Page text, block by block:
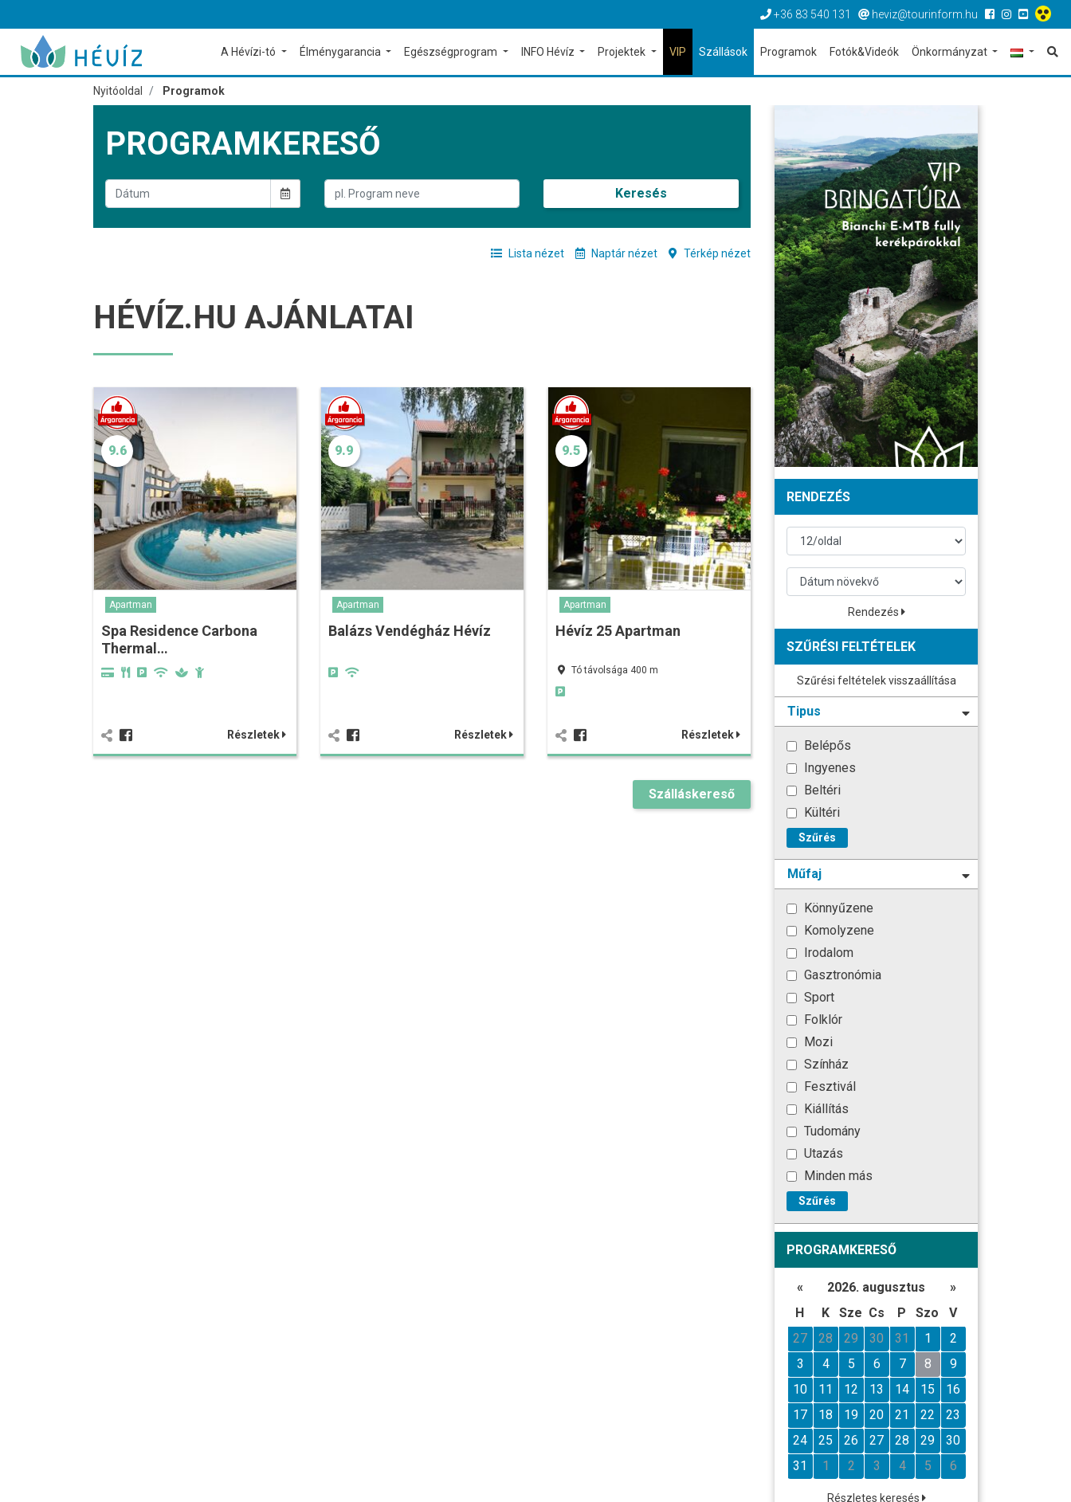
+36 83 540 131 heviz@tourinform.hu
A Hévízi-tó Élménygarancia Egészségprogram INFO Hévíz Projektek VIP Szállások Programok Fotók&Videók Önkormányzat
Nyitóoldal Programok
PROGRAMKERESŐ
Keresés
Lista nézet Naptár nézet Térkép nézet
HÉVÍZ.HU AJÁNLATAI
9.6
Apartman
Spa Residence Carbona
Thermal…
Részletek
9.9
Apartman
Balázs Vendégház Hévíz
Részletek
9.5
Apartman
Hévíz 25 Apartman
Tó távolsága 400 m
Részletek
Szálláskereső
RENDEZÉS
Rendezés
SZŰRÉSI FELTÉTELEK
Szűrési feltételek visszaállítása
Tipus
Belépős
Ingyenes
Beltéri
Kültéri
Szűrés
Műfaj
Könnyűzene
Komolyzene
Irodalom
Gasztronómia
Sport
Folklór
Mozi
Színház
Fesztivál
Kiállítás
Tudomány
Utazás
Minden más
Szűrés
PROGRAMKERESŐ
« 2026. augusztus
»
H
K Sze Cs P Szo
V
27
28 29 30 31 1
2
3
4 5 6 7 8
9
10
11 12 13 14 15
16
17
18 19 20 21 22
23
24
25 26 27 28 29
30
31
1 2 3 4 5 6
Részletes keresés